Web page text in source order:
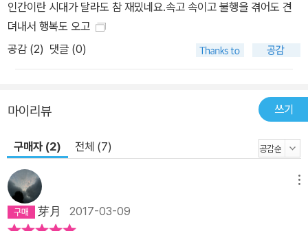
야기가 끝나면 춤과 노래로 하루를 마무리한다. 보름째 되는 날 그들
은 각자가 떠나온 곳으로 돌아간다. 보카치오는 유럽 전역에 퍼진 페
스트로 부모와 친구들을 비롯한 수많은 사람들이 죽어 가는 것을 직
접 목격하고 그 이듬해부터 사 년 동안 『데카메론』을 집필했다. 그런
각하기 어려울 만큼 대체로 쾌활하고 낙천적이며 성적인 태도나 언사
심의 중세적 가치들과 엄숙주의가 무너지는 상황이 오히려 보카치오
과 욕망을 직시하게 한 것이다. 보카치오는 『데카메론』에서 고매한
이상과 도덕으로 독자를 교화하려 들지 않는다. 중세의 절대적 가치
를 상징하는 수도사가 꾀를 써서 부녀자와 정분을 통하고, 하인이 주
인간이란 시대가 달라도 참 재밌네요.속고 속이고 불행을 겪어도 견
뎌내서 행복도 오고
공감 (2) 댓글 (0)
마이리뷰 쓰기
구매자 (2) 전체 (7)
芽月 2017-03-09